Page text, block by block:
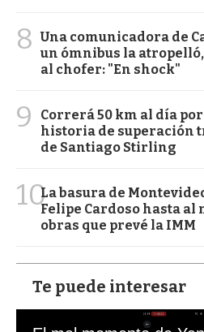
8 Una comunicadora de
un ómnibus la
al chofer: "En shock"
9
Correrá 50 km al día
historia de superación
de Santiago Stirling
10La basura de
Felipe Cardoso hasta al
obras que prevé la IMM
Te puede interesar